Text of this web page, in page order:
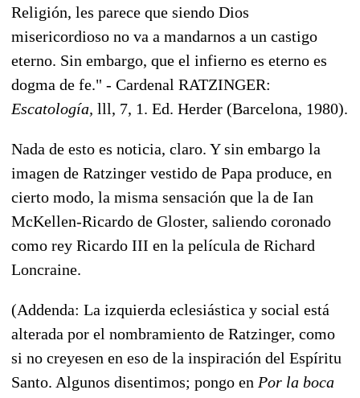
Religión, les parece que siendo Dios
misericordioso no va a mandarnos a un castigo
eterno. Sin embargo, que el infierno es eterno es
dogma de fe." - Cardenal RATZINGER:
Escatología, lll, 7, 1. Ed. Herder (Barcelona, 1980).
Nada de esto es noticia, claro. Y sin embargo la
imagen de Ratzinger vestido de Papa produce, en
cierto modo, la misma sensación que la de Ian
McKellen-Ricardo de Gloster, saliendo coronado
como rey Ricardo III en la película de Richard
Loncraine.
(Addenda: La izquierda eclesiástica y social está
alterada por el nombramiento de Ratzinger, como
si no creyesen en eso de la inspiración del Espíritu
Santo. Algunos disentimos; pongo en Por la boca